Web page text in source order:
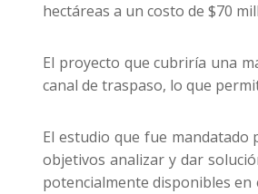
hectáreas a un costo de $70
El proyecto que cubriría una
canal de traspaso, lo que
El estudio que fue mandatado
objetivos analizar y dar
potencialmente disponibles en